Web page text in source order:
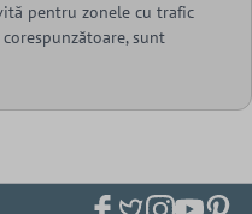
pentru zonele cu trafic
sunt